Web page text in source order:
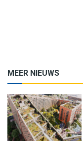
MEER NIEUWS